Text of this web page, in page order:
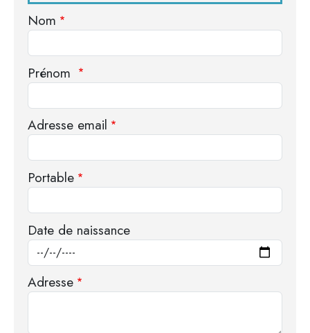
Nom
Prénom
Adresse email
Portable
Date de naissance
Adresse